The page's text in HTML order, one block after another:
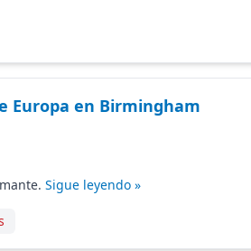
Europa en Birmingham
Sigue leyendo »